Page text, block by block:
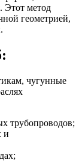
Этот метод
геометрией,
чугунные
трубопроводов;
и